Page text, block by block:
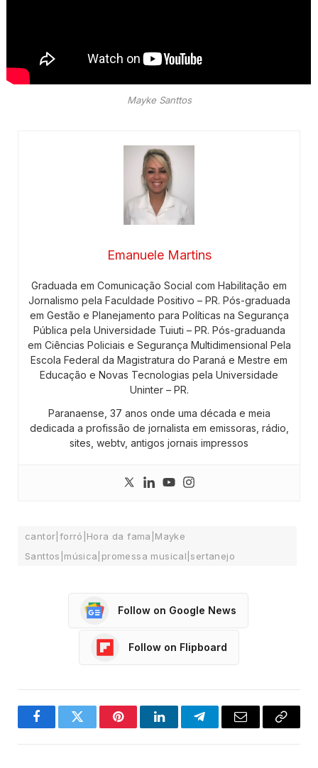
Mayke Santtos
Emanuele Martins
Graduada em Comunicação Social com Habilitação em
Jornalismo pela Faculdade Positivo – PR. Pós-graduada
em Gestão e Planejamento para Políticas na Segurança
Pública pela Universidade Tuiuti – PR. Pós-graduanda
em Ciências Policiais e Segurança Multidimensional Pela
Escola Federal da Magistratura do Paraná e Mestre em
Educação e Novas Tecnologias pela Universidade
Uninter – PR.
Paranaense, 37 anos onde uma década e meia
dedicada a profissão de jornalista em emissoras, rádio,
sites, webtv, antigos jornais impressos
cantor|forró|Hora da fama|Mayke
Santtos|música|promessa musical|sertanejo
Follow on Google News
Follow on Flipboard
FacebookTwitter PinterestLinkedInTelegramEmail
Copy